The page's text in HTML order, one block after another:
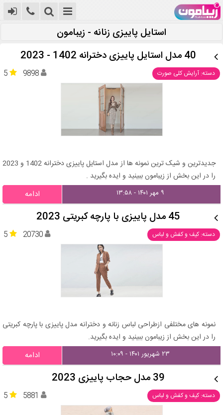
استایل پاییزی زنانه - زیبامون
40 مدل استایل پاییزی دخترانه 1402 - 2023
دسته: آرایش کلی صورت 5 9898
جدیدترین و شیک ترین نمونه ها از مدل استایل پاییزی دخترانه 1402 و 2023
را در این بخش از زیبامون ببینید و ایده بگیرید .
۹ مهر ۱۴۰۱ - ۱۳:۵۸ ادامه
45 مدل پاییزی با پارچه کبریتی 2023
دسته: کیف و کفش و لباس 5 20730
نمونه های مختلفی ازطراحی لباس زنانه و دخترانه مدل پاییزی با پارچه کبریتی
را در این بخش از زیبامون ببینید و ایده بگیرید.
۲۳ شهریور ۱۴۰۱ - ۱۰:۰۹ ادامه
39 مدل حجاب پاییزی 2023
دسته: کیف و کفش و لباس 5 5881